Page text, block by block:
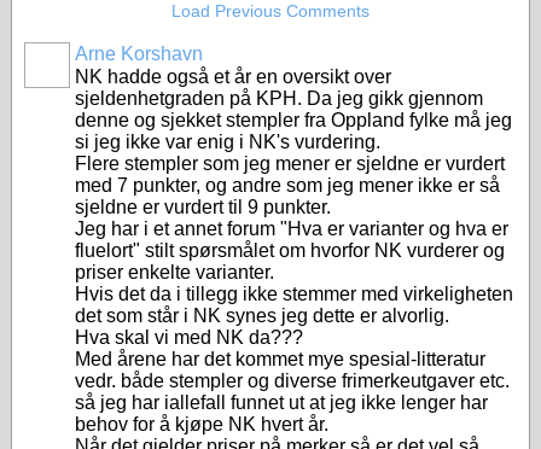
Load Previous Comments
Arne Korshavn
NK hadde også et år en oversikt over
sjeldenhetgraden på KPH. Da jeg gikk gjennom
denne og sjekket stempler fra Oppland fylke må jeg
si jeg ikke var enig i NK's vurdering.
Flere stempler som jeg mener er sjeldne er vurdert
med 7 punkter, og andre som jeg mener ikke er så
sjeldne er vurdert til 9 punkter.
Jeg har i et annet forum "Hva er varianter og hva er
fluelort" stilt spørsmålet om hvorfor NK vurderer og
priser enkelte varianter.
Hvis det da i tillegg ikke stemmer med virkeligheten
det som står i NK synes jeg dette er alvorlig.
Hva skal vi med NK da???
Med årene har det kommet mye spesial-litteratur
vedr. både stempler og diverse frimerkeutgaver etc.
så jeg har iallefall funnet ut at jeg ikke lenger har
behov for å kjøpe NK hvert år.